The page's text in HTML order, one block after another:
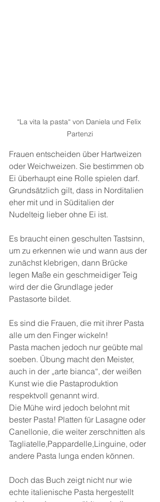
“La vita la pasta“ von Daniela und Felix
Partenzi
Frauen entscheiden über Hartweizen
oder Weichweizen. Sie bestimmen ob
Ei überhaupt eine Rolle spielen darf.
Grundsätzlich gilt, dass in Norditalien
eher mit und in Süditalien der
Nudelteig lieber ohne Ei ist.
Es braucht einen geschulten Tastsinn,
um zu erkennen wie und wann aus der
zunächst klebrigen, dann Brücke
legen Maße ein geschmeidiger Teig
wird der die Grundlage jeder
Pastasorte bildet.
Es sind die Frauen, die mit ihrer Pasta
alle um den Finger wickeln!
Pasta machen jedoch nur geübte mal
soeben. Übung macht den Meister,
auch in der „arte bianca“, der weißen
Kunst wie die Pastaproduktion
respektvoll genannt wird.
Die Mühe wird jedoch belohnt mit
bester Pasta! Platten für Lasagne oder
Canellonie, die weiter zerschnitten als
Tagliatelle,Pappardelle,Linguine, oder
andere Pasta lunga enden können.
Doch das Buch zeigt nicht nur wie
echte italienische Pasta hergestellt